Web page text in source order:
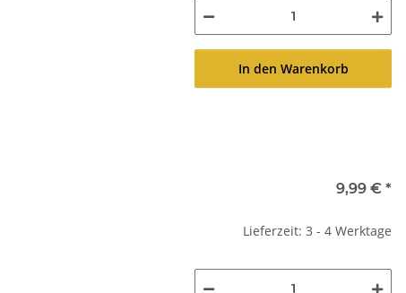
In den Warenkorb
9,99 € *
Lieferzeit: 3 - 4 Werktage